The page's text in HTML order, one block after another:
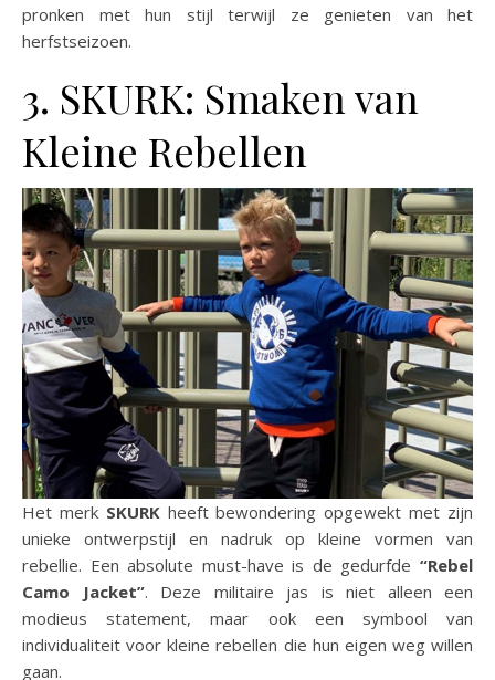
pronken met hun stijl terwijl ze genieten van het
herfstseizoen.
3. SKURK: Smaken van
Kleine Rebellen
Het merk SKURKheeft bewondering opgewekt met zijn
unieke ontwerpstijl en nadruk op kleine vormen van
rebellie. Een absolute must-have is de gedurfde “Rebel
Camo Jacket”. Deze militaire jas is niet alleen een
modieus statement, maar ook een symbool van
individualiteit voor kleine rebellen die hun eigen weg willen
gaan.